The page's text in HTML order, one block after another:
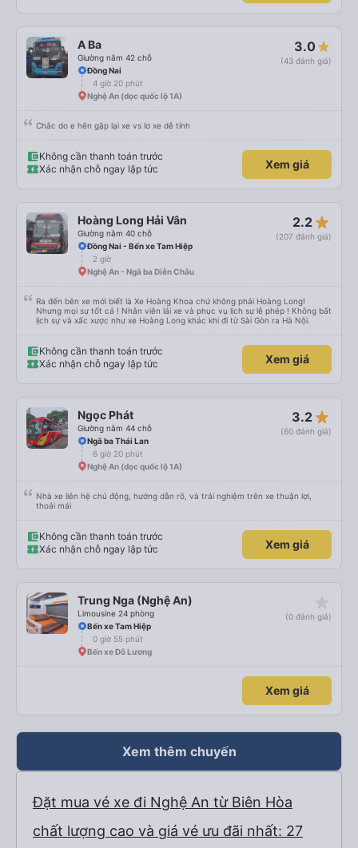
A Ba
Giường nằm 42 chỗ
3.0
(43 đánh giá)
Đồng Nai
4 giờ 20 phút
Nghệ An (dọc quốc lộ 1A)
Chắc do e hên gặp lại xe vs lơ xe dễ tính
Không cần thanh toán trước
Xác nhận chỗ ngay lập tức
Xem giá
Hoàng Long Hải Vân
Giường nằm 40 chỗ
2.2 star_rate
(207 đánh giá)
Đồng Nai - Bến xe Tam Hiệp
2 giờ
Nghệ An - Ngã ba Diễn Châu
Ra đến bên xe mới biết là Xe Hoàng Khoa chứ không phải Hoàng Long!
Nhưng mọi sự tốt cả ! Nhân viên lái xe và phục vụ lịch sự lễ phép ! Không bất
lịch sự và xấc xược như xe Hoàng Long khác khi đi từ Sài Gòn ra Hà Nội.
Không cần thanh toán trước
Xác nhận chỗ ngay lập tức
Xem giá
Ngọc Phát
Giường nằm 44 chỗ
3.2 star_rate
(60 đánh giá)
Ngã ba Thái Lan
6 giờ 20 phút
Nghệ An (dọc quốc lộ 1A)
Nhà xe liên hệ chủ động, hướng dẫn rõ, và trải nghiệm trên xe thuận lợi,
thoải mái
Không cần thanh toán trước
Xác nhận chỗ ngay lập tức
Xem giá
Trung Nga (Nghệ An)
Limousine 24 phòng
(0 đánh giá)
Bến xe Tam Hiệp
0 giờ 55 phút
Bến xe Đô Lương
Xem giá
Xem thêm chuyến
Đặt mua vé xe đi Nghệ An từ Biên Hòa
chất lượng cao và giá vé ưu đãi nhất: 27